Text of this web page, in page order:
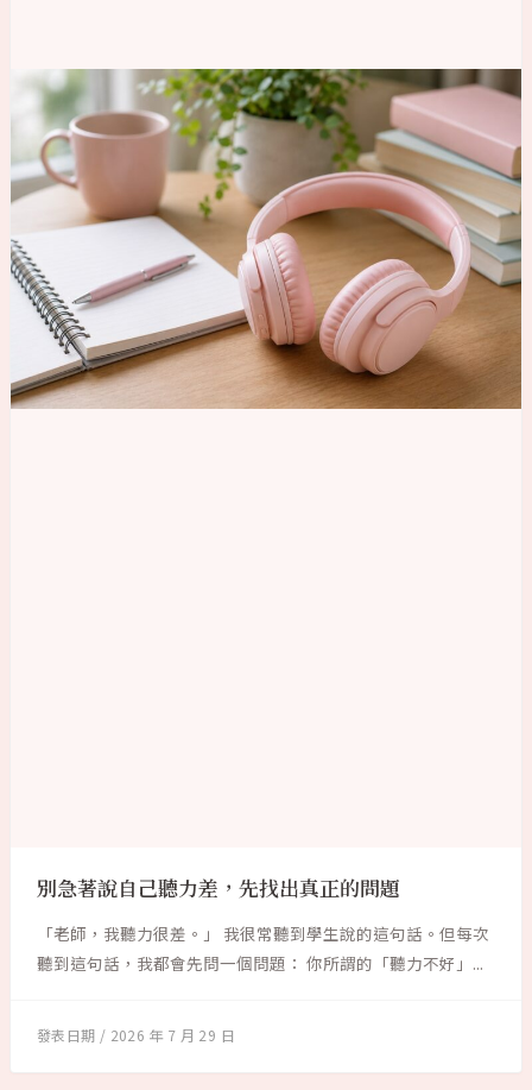
別急著說自己聽力差，先找出真正的問題
「老師，我聽力很差。」 我很常聽到學生說的這句話。但每次
聽到這句話，我都會先問一個問題： 你所謂的「聽力不好」...
2026 年 7 月 29 日